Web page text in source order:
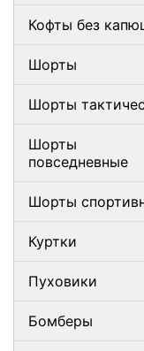
Кофты без
Шорты
Шорты
Шорты
повседневные
Шорты
Куртки
Пуховики
Бомберы